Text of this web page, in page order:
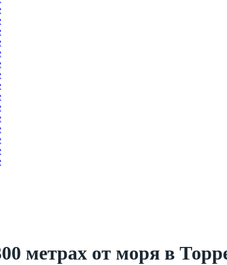
метрах от моря в